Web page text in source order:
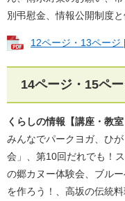
別弔慰金、情報公開制度
12ページ・13ページ
14ページ・15ペ
くらしの情報【講座・教室
みんなでパークヨガ​、ひ
会」、第10回だれでも！
の郷カヌー体験会、ブル
を作ろう！​、高坂の伝統